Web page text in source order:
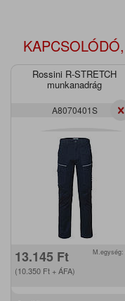
Rossini R-STRETCH
munkanadrág
A8070401S
13.145 Ft
(10.350 Ft + ÁFA)
M.egység: